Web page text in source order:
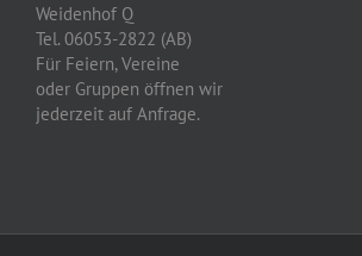
Weidenhof Q
Tel. 06053-2822 (AB)
Für Feiern, Vereine
oder Gruppen öffnen wir
jederzeit auf Anfrage.